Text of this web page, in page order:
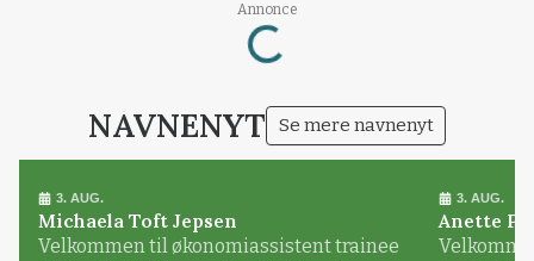
Annonce
Loading...
NAVNENYT Se mere navnenyt
3. AUG.
Michaela Toft Jepsen
Velkommen til økonomiassistent trainee
3. AUG.
Anette